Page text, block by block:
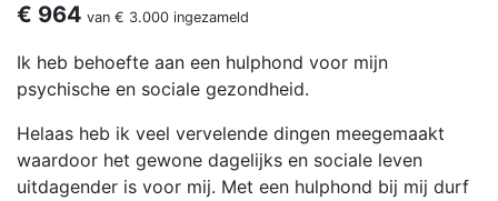
€ 964 van € 3.000 ingezameld
Ik heb behoefte aan een hulphond voor mijn
psychische en sociale gezondheid.
Helaas heb ik veel vervelende dingen meegemaakt
waardoor het gewone dagelijks en sociale leven
uitdagender is voor mij. Met een hulphond bij mij durf